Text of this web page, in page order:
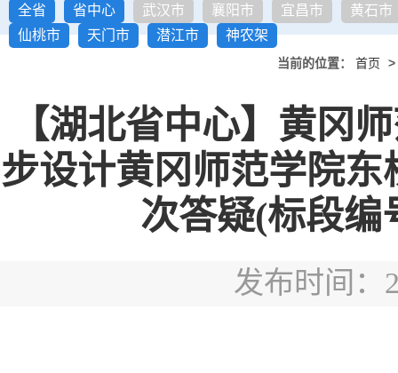
全省 省中心 武汉市 襄阳市 宜昌市
黄石市
仙桃市
天门市 潜江市 神农架
当前的位置： 首页 >
【湖北省中心】黄冈
步设计黄冈师范学院
次答疑(标段编
发布时间：